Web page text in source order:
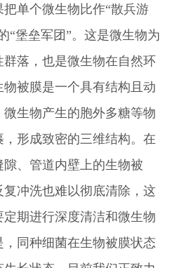
单个微生物比作“散兵游
“堡垒军团”。这是微生物为
落，也是微生物在自然环
被膜是一个具有结构且动
生物产生的胞外多糖等物
形成致密的三维结构。在
、管道内壁上的生物被
冲洗也难以彻底清除，这
期进行深度清洁和微生物
同种细菌在生物被膜状态